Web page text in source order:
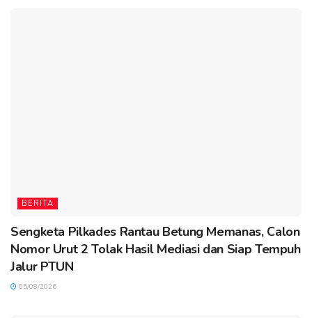
BERITA
Sengketa Pilkades Rantau Betung Memanas, Calon
Nomor Urut 2 Tolak Hasil Mediasi dan Siap Tempuh
Jalur PTUN
05/08/2026